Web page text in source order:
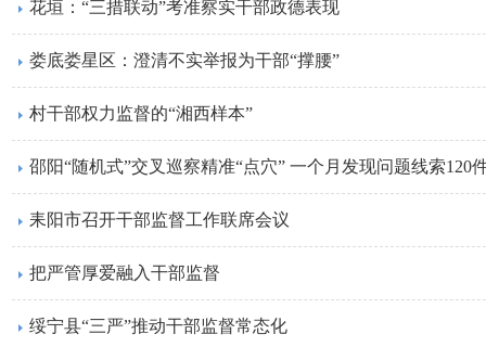
花垣：“三措联动”考准察实干部政德表现
娄底娄星区：澄清不实举报为干部“撑腰”
村干部权力监督的“湘西样本”
邵阳“随机式”交叉巡察精准“点穴” 一个月发现问题线索120
耒阳市召开干部监督工作联席会议
把严管厚爱融入干部监督
绥宁县“三严”推动干部监督常态化